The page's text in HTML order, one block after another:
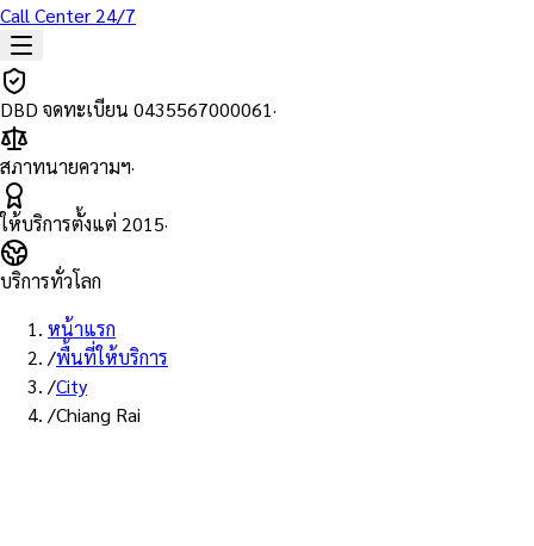
Call Center 24/7
DBD จดทะเบียน 0435567000061·
สภาทนายความฯ·
ให้บริการตั้งแต่ 2015·
บริการทั่วโลก
หน้าแรก
/พื้นที่ให้บริการ
/City
/Chiang Rai